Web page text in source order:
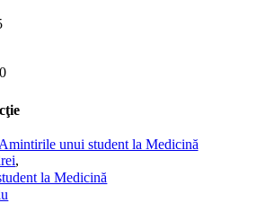
,
la Medicină